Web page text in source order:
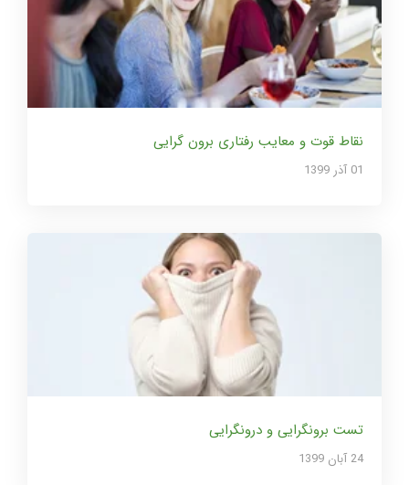
نقاط قوت و معایب رفتاری برون گرایی
01 آذر 1399
تست برونگرایی و درونگرایی
24 آبان 1399